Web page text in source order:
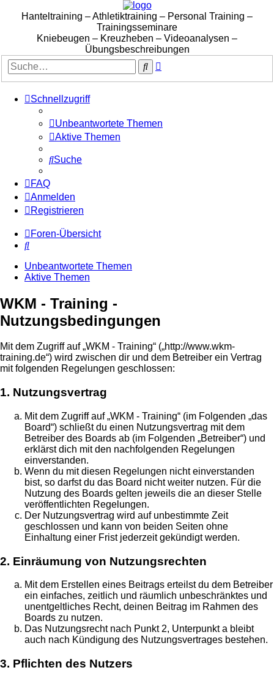
Hanteltraining – Athletiktraining – Personal Training –
Trainingsseminare
Kniebeugen – Kreuzheben – Videoanalysen –
Übungsbeschreibungen
Suche
Schnellzugriff
Unbeantwortete Themen
Aktive Themen
Suche
FAQ
Anmelden
Registrieren
Foren-Übersicht
Suche
Unbeantwortete Themen
Aktive Themen
WKM - Training -
Nutzungsbedingungen
Mit dem Zugriff auf „WKM - Training“ („http://www.wkm-
training.de“) wird zwischen dir und dem Betreiber ein Vertrag
mit folgenden Regelungen geschlossen:
1. Nutzungsvertrag
Mit dem Zugriff auf „WKM - Training“ (im Folgenden „das
Board“) schließt du einen Nutzungsvertrag mit dem
Betreiber des Boards ab (im Folgenden „Betreiber“) und
erklärst dich mit den nachfolgenden Regelungen
einverstanden.
Wenn du mit diesen Regelungen nicht einverstanden
bist, so darfst du das Board nicht weiter nutzen. Für die
Nutzung des Boards gelten jeweils die an dieser Stelle
veröffentlichten Regelungen.
Der Nutzungsvertrag wird auf unbestimmte Zeit
geschlossen und kann von beiden Seiten ohne
Einhaltung einer Frist jederzeit gekündigt werden.
2. Einräumung von Nutzungsrechten
Mit dem Erstellen eines Beitrags erteilst du dem Betreiber
ein einfaches, zeitlich und räumlich unbeschränktes und
unentgeltliches Recht, deinen Beitrag im Rahmen des
Boards zu nutzen.
Das Nutzungsrecht nach Punkt 2, Unterpunkt a bleibt
auch nach Kündigung des Nutzungsvertrages bestehen.
3. Pflichten des Nutzers